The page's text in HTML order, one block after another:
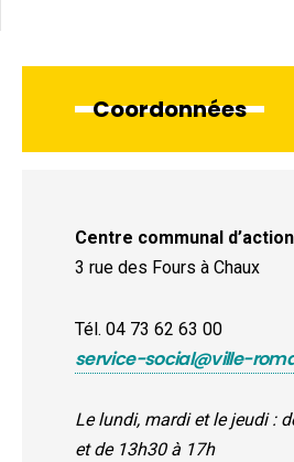
Coordonnées
Centre communal
3 rue des Fours à Chaux
Tél. 04 73 62 63 00
service-social@ville-
Le lundi, mardi et le jeudi :
et de 13h30 à 17h